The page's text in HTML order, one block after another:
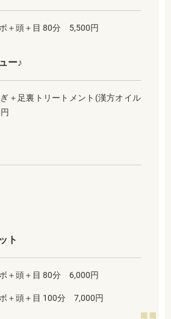
＋頭＋目 80分 5,500円
ー♪
＋足裏トリートメント(漢方オイル
ト
＋頭＋目 80分 6,000円
＋頭＋目 100分 7,000円